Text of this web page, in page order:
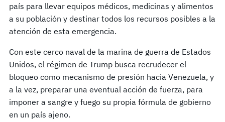
país para llevar equipos médicos, medicinas y alimentos
a su población y destinar todos los recursos posibles a la
atención de esta emergencia.
Con este cerco naval de la marina de guerra de Estados
Unidos, el régimen de Trump busca recrudecer el
bloqueo como mecanismo de presión hacia Venezuela, y
a la vez, preparar una eventual acción de fuerza, para
imponer a sangre y fuego su propia fórmula de gobierno
en un país ajeno.